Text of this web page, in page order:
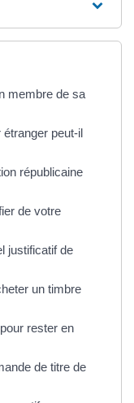
membre de sa
peut-il
républicaine
de votre
justificatif de
un timbre
rester en
de titre de